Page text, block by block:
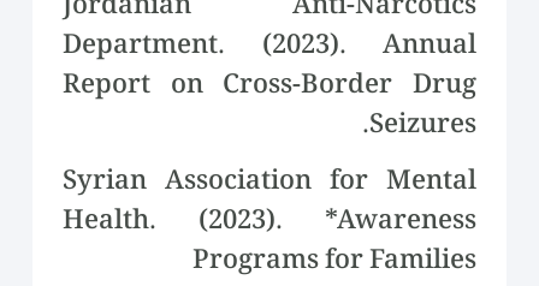
Department. (2023). Annual
Report on Cross-Border Drug
Seizures.
Syrian Association for Mental
Health. (2023). *Awareness
Programs for Families